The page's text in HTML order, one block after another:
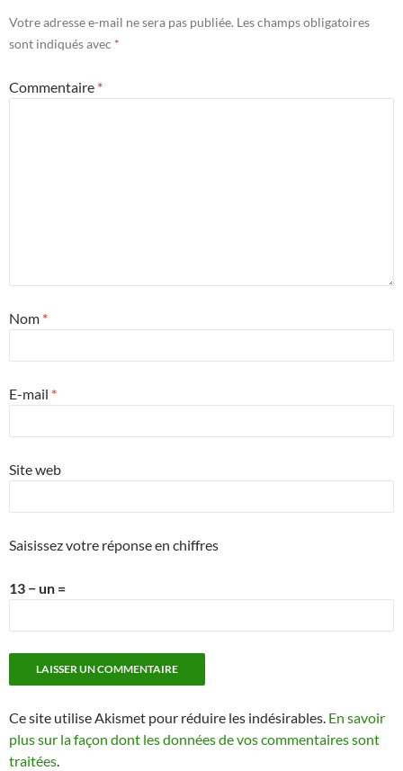
Votre adresse e-mail ne sera pas publiée. Les champs obligatoires
sont indiqués avec *
Commentaire *
Nom *
E-mail *
Site web
Saisissez votre réponse en chiffres
13 − un =
Ce site utilise Akismet pour réduire les indésirables. En savoir
plus sur la façon dont les données de vos commentaires sont
traitées.